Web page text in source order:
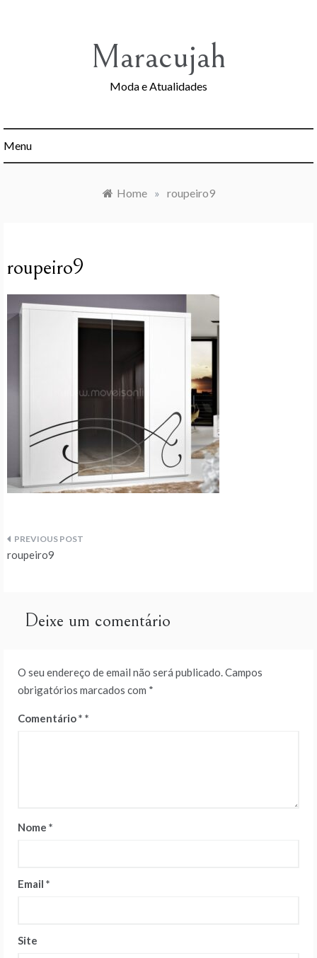
Maracujah
Moda e Atualidades
Menu
Home » roupeiro9
roupeiro9
Navegação
artigos
roupeiro9
Deixe um comentário
O seu endereço de email não será publicado.Campos
obrigatórios marcados com *
Comentário*
Nome *
Email *
Site